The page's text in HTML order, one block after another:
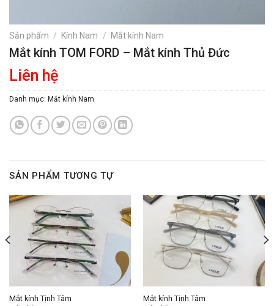
Sản phẩm / Kính Nam / Mắt kính Nam
Mắt kính TOM FORD – Mắt kính Thủ Đức
Liên hệ
Danh mục: Mắt kính Nam
SẢN PHẨM TƯƠNG TỰ
Mắt kính Tịnh Tâm
Mắt kính Tịnh Tâm